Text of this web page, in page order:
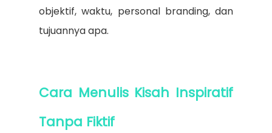
objektif, waktu, personal branding, dan
tujuannya apa.
Cara Menulis Kisah Inspiratif
Tanpa Fiktif